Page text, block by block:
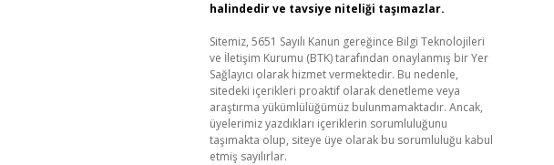
halindedir ve tavsiye niteliği taşımazlar.
Sitemiz, 5651 Sayılı Kanun gereğince Bilgi Teknolojileri
ve İletişim Kurumu (BTK) tarafından onaylanmış bir Yer
Sağlayıcı olarak hizmet vermektedir. Bu nedenle,
sitedeki içerikleri proaktif olarak denetleme veya
araştırma yükümlülüğümüz bulunmamaktadır. Ancak,
üyelerimiz yazdıkları içeriklerin sorumluluğunu
taşımakta olup, siteye üye olarak bu sorumluluğu kabul
etmiş sayılırlar.